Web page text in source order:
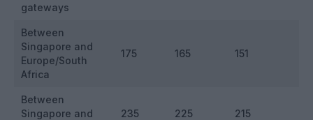
gateways
Between
Singapore and
Europe/South
Africa
175 165 151
Between
Singapore and
235 225 215